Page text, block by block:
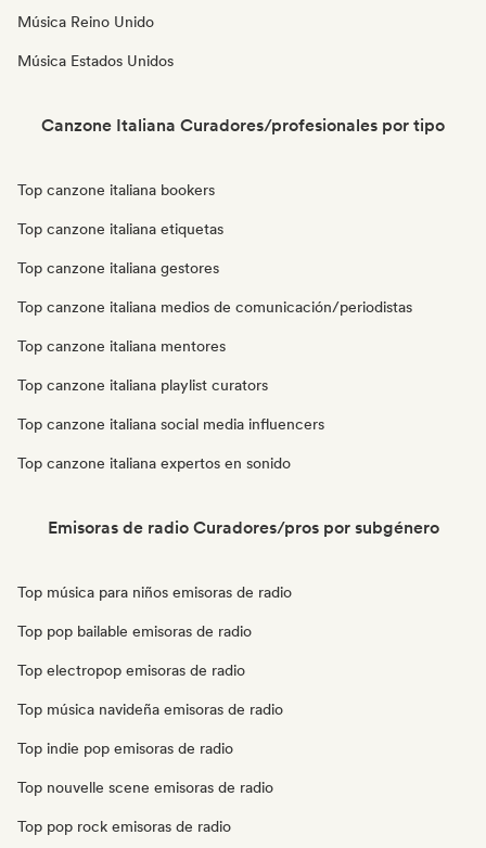
Música Reino Unido
Música Estados Unidos
Canzone Italiana Curadores/profesionales por tipo
Top canzone italiana bookers
Top canzone italiana etiquetas
Top canzone italiana gestores
Top canzone italiana medios de comunicación/periodistas
Top canzone italiana mentores
Top canzone italiana playlist curators
Top canzone italiana social media influencers
Top canzone italiana expertos en sonido
Emisoras de radio Curadores/pros por subgénero
Top música para niños emisoras de radio
Top pop bailable emisoras de radio
Top electropop emisoras de radio
Top música navideña emisoras de radio
Top indie pop emisoras de radio
Top nouvelle scene emisoras de radio
Top pop rock emisoras de radio